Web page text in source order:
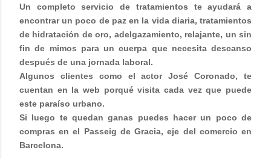
Un completo servicio de tratamientos te ayudará a
encontrar un poco de paz en la vida diaria, tratamientos
de hidratación de oro, adelgazamiento, relajante, un sin
fin de mimos para un cuerpa que necesita descanso
después de una jornada laboral.
Algunos clientes como el actor José Coronado, te
cuentan en la web porqué visita cada vez que puede
este paraíso urbano.
Si luego te quedan ganas puedes hacer un poco de
compras en el Passeig de Gracia, eje del comercio en
Barcelona.